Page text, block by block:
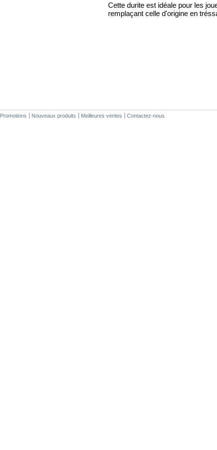
Cette durite est idéale pour les
remplaçant celle d'origine en
Promotions Nouveaux produits Meilleures ventes Contactez-nous